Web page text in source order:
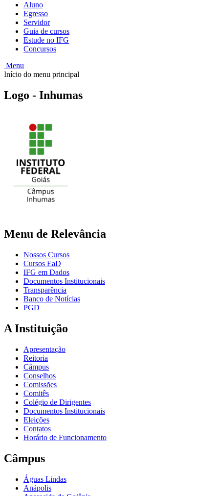
Aluno
Egresso
Servidor
Guia de cursos
Estude no IFG
Concursos
Menu
Início do menu principal
Logo - Inhumas
Menu de Relevância
Nossos Cursos
Cursos EaD
IFG em Dados
Documentos Institucionais
Transparência
Banco de Notícias
PGD
A Instituição
Apresentação
Reitoria
Câmpus
Conselhos
Comissões
Comitês
Colégio de Dirigentes
Documentos Institucionais
Eleições
Contatos
Horário de Funcionamento
Câmpus
Águas Lindas
Anápolis